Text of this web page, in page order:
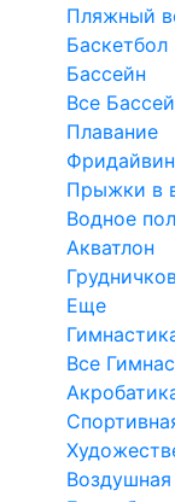
Пляжный
Баскетбол
Бассейн
Все
Плавание
Прыжки в
Водное
Акватлон
Еще
Все
Воздушная